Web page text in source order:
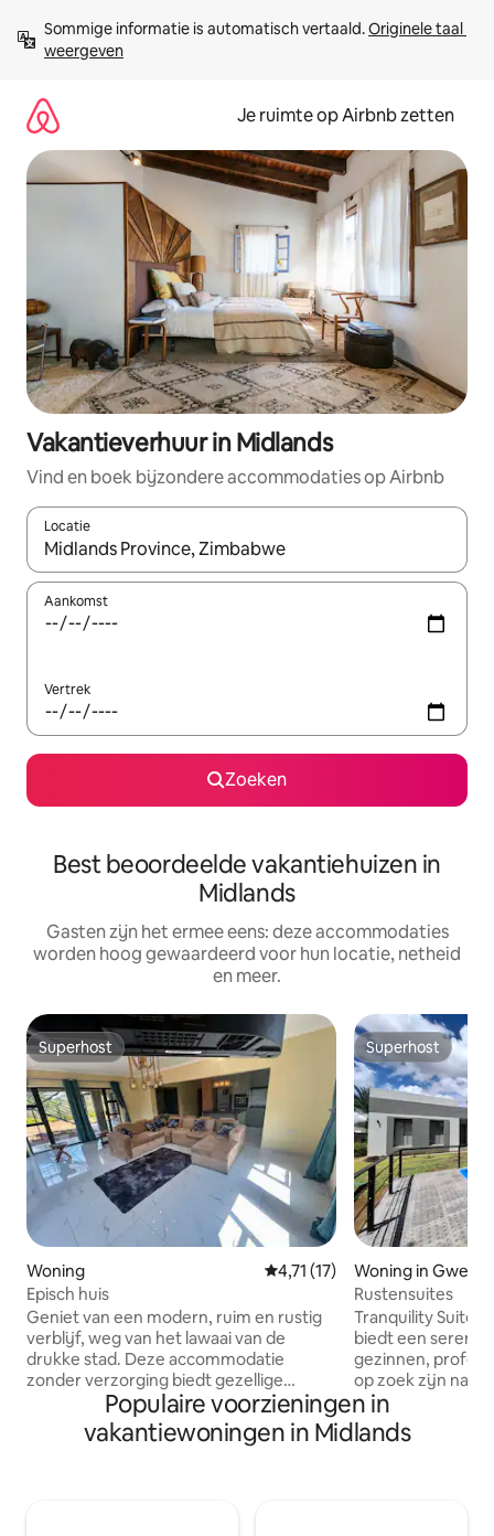
direct
naar
Sommige informatie is automatisch vertaald. Originele taal
weergeven
Je ruimte op Airbnb zetten
Vakantieverhuur in Midlands
Vind en boek bijzondere accommodaties op Airbnb
Locatie
Wanneer er suggesties beschikbaar zijn, maak je een keuze
Aankomst
Vertrek
Zoeken
Best beoordeelde vakantiehuizen in
Midlands
Gasten zijn het ermee eens: deze accommodaties
worden hoog gewaardeerd voor hun locatie, netheid
en meer.
Superhost
Superhost
Woning Gemiddelde beoordeling van
4,71 (17)
Episch huis
Geniet van een modern, ruim en rustig
verblijf, weg van het lawaai van de
drukke stad. Deze accommodatie
zonder verzorging biedt gezellige
kamers waar je kunt ontspannen,
bijtanken en genieten van Netflix op
aanvraag. ✅ 4 standaard
Superhost
Superhost
Woning in Gweru
Rustensuites
Tranquility Suites
biedt een serene
gezinnen,
op zoek zijn naar
gemeubileerde
ensuite en een
badkamer,
Populaire voorzieningen in
vakantiewoningen in Midlands